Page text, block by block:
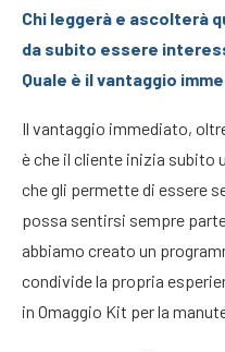
Chi leggerà e ascolterà
da subito essere
Quale è il vantaggio
Il vantaggio immediato,
è che il cliente inizia subito
che gli permette di essere
possa sentirsi sempre
abbiamo creato un
condivide la propria
in Omaggio Kit per la